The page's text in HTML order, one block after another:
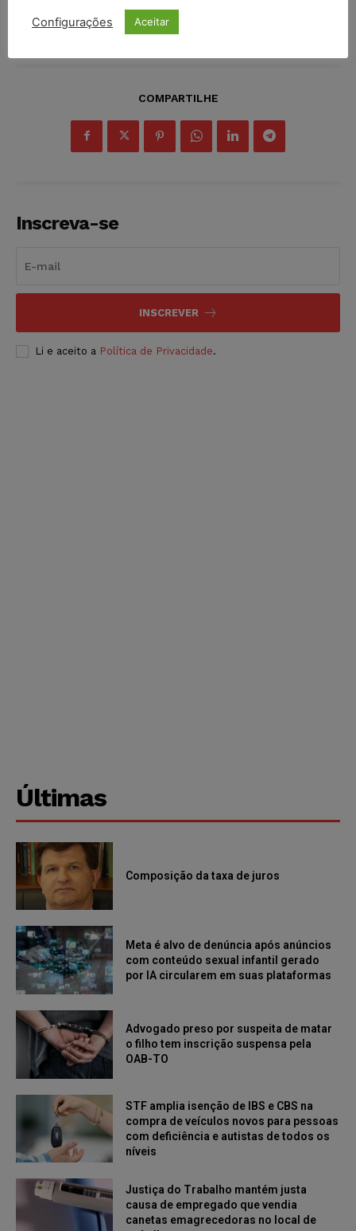
COMPARTILHE
Inscreva-se
INSCREVER
Li e aceito a Política de Privacidade.
Últimas
Composição da taxa de juros
Meta é alvo de denúncia após anúncios
com conteúdo sexual infantil gerado
por IA circularem em suas plataformas
Advogado preso por suspeita de matar
o filho tem inscrição suspensa pela
OAB-TO
STF amplia isenção de IBS e CBS na
compra de veículos novos para pessoas
com deficiência e autistas de todos os
níveis
Justiça do Trabalho mantém justa
causa de empregado que vendia
canetas emagrecedoras no local de
Configurações Aceitar